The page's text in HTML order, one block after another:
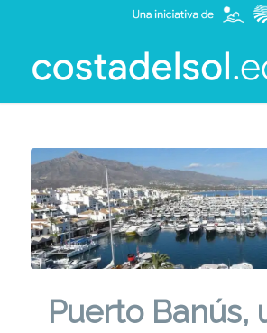
Puerto Banús,